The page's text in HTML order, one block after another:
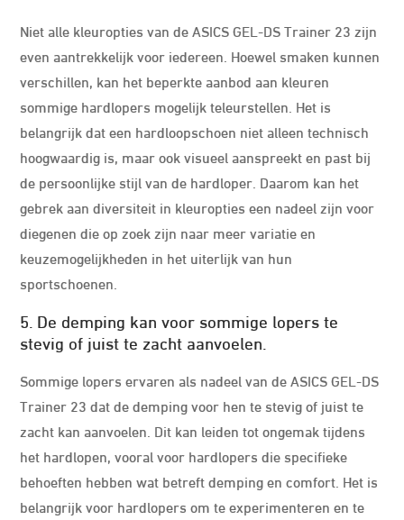
Niet alle kleuropties van de ASICS GEL-DS Trainer 23 zijn
even aantrekkelijk voor iedereen. Hoewel smaken kunnen
verschillen, kan het beperkte aanbod aan kleuren
sommige hardlopers mogelijk teleurstellen. Het is
belangrijk dat een hardloopschoen niet alleen technisch
hoogwaardig is, maar ook visueel aanspreekt en past bij
de persoonlijke stijl van de hardloper. Daarom kan het
gebrek aan diversiteit in kleuropties een nadeel zijn voor
diegenen die op zoek zijn naar meer variatie en
keuzemogelijkheden in het uiterlijk van hun
sportschoenen.
5. De demping kan voor sommige lopers te
stevig of juist te zacht aanvoelen.
Sommige lopers ervaren als nadeel van de ASICS GEL-DS
Trainer 23 dat de demping voor hen te stevig of juist te
zacht kan aanvoelen. Dit kan leiden tot ongemak tijdens
het hardlopen, vooral voor hardlopers die specifieke
behoeften hebben wat betreft demping en comfort. Het is
belangrijk voor hardlopers om te experimenteren en te